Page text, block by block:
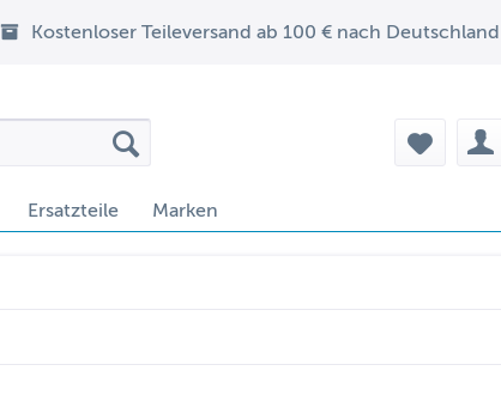
Kostenloser Teileversand ab 100 € nach Deutschland
Ersatzteile Marken